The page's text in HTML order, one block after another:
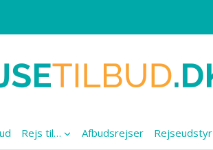
Rejs til… Afbudsrejser Rejseudstyr